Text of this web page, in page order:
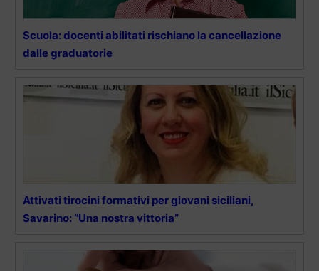
Scuola: docenti abilitati rischiano la cancellazione
dalle graduatorie
Attivati tirocini formativi per giovani siciliani,
Savarino: “Una nostra vittoria”